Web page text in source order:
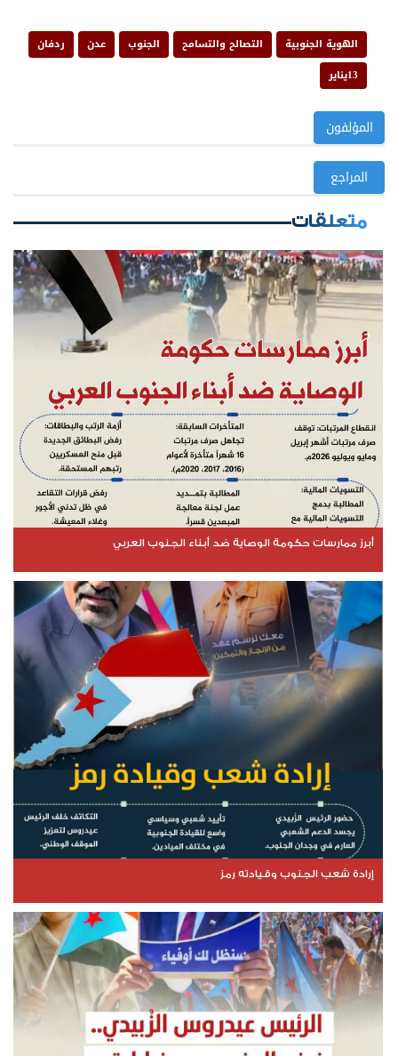
الهوية الجنوبية التصالح والتسامح الجنوب عدن
ردفان
13يناير
المؤلفون
المراجع
متعلقات
أبرز ممارسات حكومة الوصاية ضد أبناء الجنوب العربي
إرادة شعب الجنوب وقيادته رمز